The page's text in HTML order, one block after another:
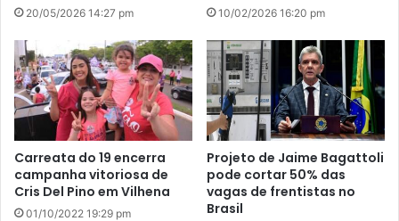
20/05/2026 14:27 pm 10/02/2026 16:20 pm
Carreata do 19 encerra
campanha vitoriosa de
Cris Del Pino em Vilhena
01/10/2022 19:29 pm
Projeto de Jaime Bagattoli
pode cortar 50% das
vagas de frentistas no
Brasil